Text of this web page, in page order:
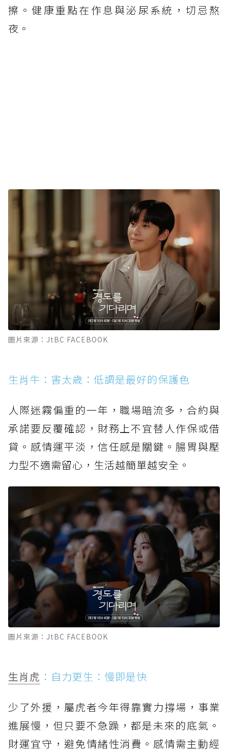
擦。健康重點在作息與泌尿系統，切忌熬
夜。
圖片來源：JtBC FACEBOOK
生肖牛：害太歲：低調是最好的保護色
人際迷霧偏重的一年，職場暗流多，合約與
承諾要反覆確認，財務上不宜替人作保或借
貸。感情運平淡，信任感是關鍵。腸胃與壓
力型不適需留心，生活越簡單越安全。
圖片來源：JtBC FACEBOOK
生肖虎 ：自力更生：慢即是快
少了外援，屬虎者今年得靠實力撐場，事業
進展慢，但只要不急躁，都是未來的底氣。
財運宜守，避免情緒性消費。感情需主動經